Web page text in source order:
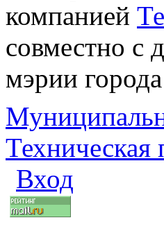
компанией
совместно с
мэрии
Техническая
Вход